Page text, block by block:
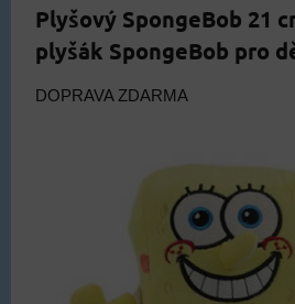
Plyšový SpongeBob 21
plyšák SpongeBob pro
DOPRAVA ZDARMA